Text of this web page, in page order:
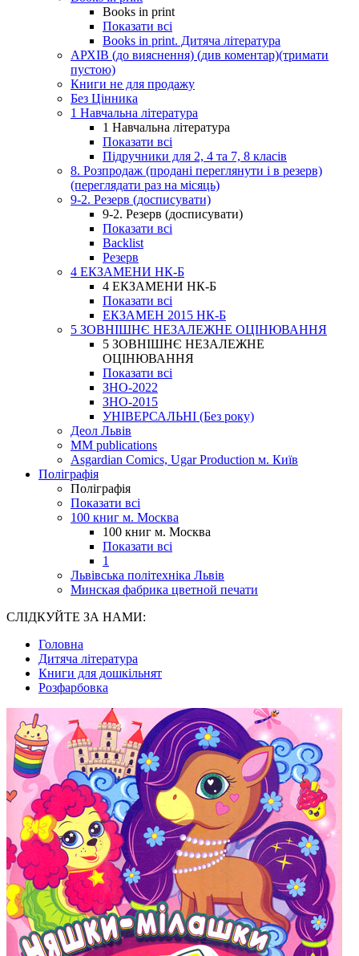
Books in print
Показати всі
Books in print. Дитяча література
АРХІВ (до вияснення) (див коментар)(тримати
пустою)
Книги не для продажу
Без Цінника
1 Навчальна література
1 Навчальна література
Показати всі
Підручники для 2, 4 та 7, 8 класів
8. Розпродаж (продані переглянути і в резерв)
(переглядати раз на місяць)
9-2. Резерв (досписувати)
9-2. Резерв (досписувати)
Показати всі
Backlist
Резерв
4 ЕКЗАМЕНИ НК-Б
4 ЕКЗАМЕНИ НК-Б
Показати всі
ЕКЗАМЕН 2015 НК-Б
5 ЗОВНІШНЄ НЕЗАЛЕЖНЕ ОЦІНЮВАННЯ
5 ЗОВНІШНЄ НЕЗАЛЕЖНЕ
ОЦІНЮВАННЯ
Показати всі
ЗНО-2022
ЗНО-2015
УНІВЕРСАЛЬНІ (Без року)
Деол Львів
MM publications
Asgardian Comics, Ugar Production м. Київ
Поліграфія
Поліграфія
Показати всі
100 книг м. Москва
100 книг м. Москва
Показати всі
1
Львівська політехніка Львів
Минская фабрика цветной печати
СЛІДКУЙТЕ ЗА НАМИ:
Головна
Дитяча література
Книги для дошкільнят
Розфарбовка